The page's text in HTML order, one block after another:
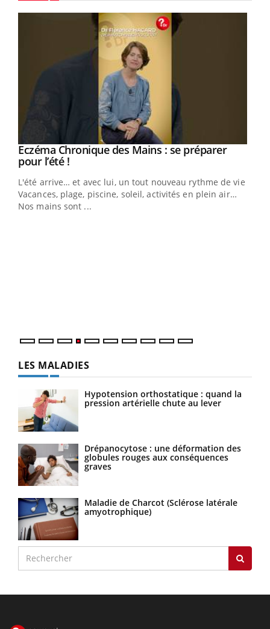
Youtube
Eczéma Chronique des Mains : se préparer
pour l’été !Youtube
L'été arrive… et avec lui, un tout nouveau rythme de vie !
Vacances, plage, piscine, soleil, activités en plein air…
Nos mains sont ...
LES MALADIES
Hypotension orthostatique : quand la
pression artérielle chute au lever
Drépanocytose : une déformation des
globules rouges aux conséquences
graves
Maladie de Charcot (Sclérose latérale
amyotrophique)